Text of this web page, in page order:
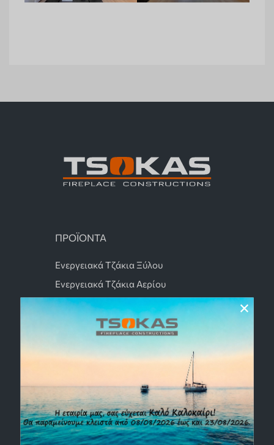
×
ΠΡΟΪΟΝΤΑ
Ενεργειακά Τζάκια Ξύλου
Ενεργειακά Τζάκια Αερίου
Τζάκια Εξωτερικού Χώρου
Τζάκια Βιοαιθανόλης
Αρχιτεκτονικά Τζάκια
Τζάκια Κασέτα
Σόμπες Ξύλου
Θέρμανση Εξωτερικού Χώρου
Σόμπες Αερίου